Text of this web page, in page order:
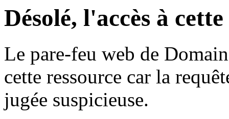
Désolé, l'accès à
Le pare-feu web de
cette ressource car la
jugée suspicieuse.